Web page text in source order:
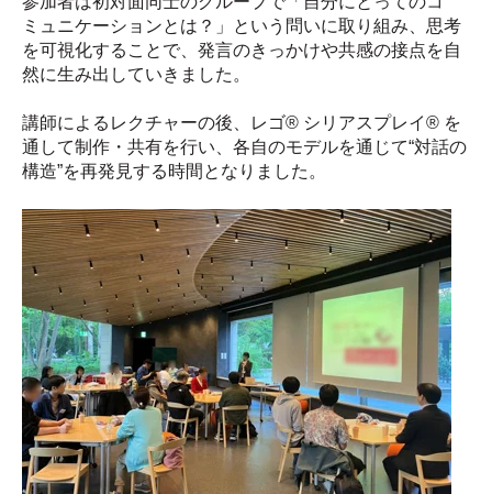
ミュニケーションとは？」という問いに取り組み、思考
を可視化することで、発言のきっかけや共感の接点を自
然に生み出していきました。
講師によるレクチャーの後、レゴ® シリアスプレイ® を
通して制作・共有を行い、各自のモデルを通じて“対話の
構造”を再発見する時間となりました。